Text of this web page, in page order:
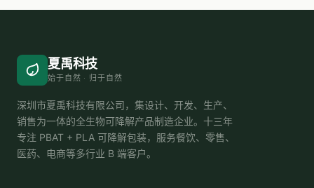
夏禹科技
始于自然 · 归于自然
深圳市夏禹科技有限公司，集设计、开发、生产、
销售为一体的全生物可降解产品制造企业。十三年
专注 PBAT + PLA 可降解包装，服务餐饮、零售、
医药、电商等多行业 B 端客户。